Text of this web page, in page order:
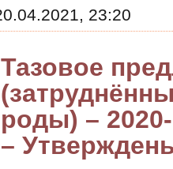
23:20
Тазовое
роды) –
–